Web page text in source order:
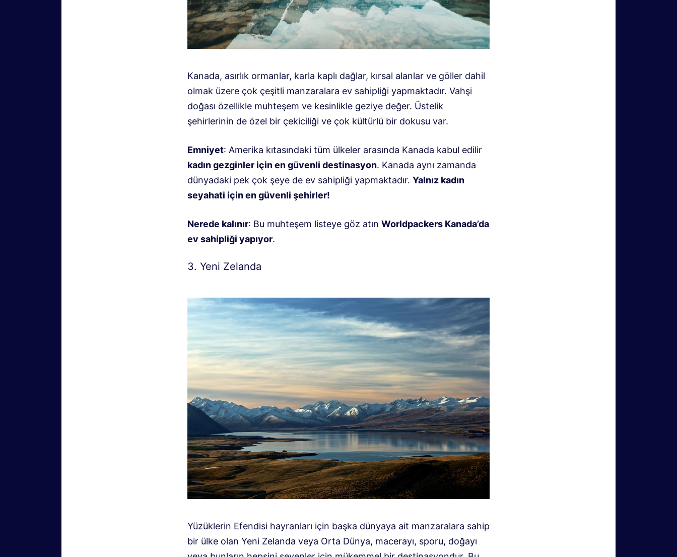
Kanada, asırlık ormanlar, karla kaplı dağlar, kırsal alanlar ve göller dahil
olmak üzere çok çeşitli manzaralara ev sahipliği yapmaktadır. Vahşi
doğası özellikle muhteşem ve kesinlikle geziye değer. Üstelik
şehirlerinin de özel bir çekiciliği ve çok kültürlü bir dokusu var.
Emniyet: Amerika kıtasındaki tüm ülkeler arasında Kanada kabul edilir
kadın gezginler için en güvenli destinasyon. Kanada aynı zamanda
dünyadaki pek çok şeye de ev sahipliği yapmaktadır. Yalnız kadın
seyahati için en güvenli şehirler!
Nerede kalınır: Bu muhteşem listeye göz atın Worldpackers Kanada’da
ev sahipliği yapıyor.
3. Yeni Zelanda
Yüzüklerin Efendisi hayranları için başka dünyaya ait manzaralara sahip
bir ülke olan Yeni Zelanda veya Orta Dünya, macerayı, sporu, doğayı